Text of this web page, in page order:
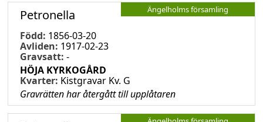
Ängelholms församling
Petronella
Född: 1856-03-20
Avliden: 1917-02-23
Gravsatt: -
HÖJA KYRKOGÅRD
Kvarter: Kistgravar Kv. G
Gravrätten har återgått till upplåtaren